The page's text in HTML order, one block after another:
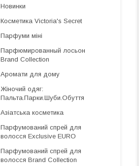
Новинки
Косметика Victoria's Secret
Парфуми міні
Парфюмированный лосьон
Brand Collection
Аромати для дому
Жіночий одяг:
Пальта.Парки.Шуби.Обуття
Азіатська косметика
Парфумований спрей для
волосся Exclusive EURO
Парфумований спрей для
волосся Brand Collection